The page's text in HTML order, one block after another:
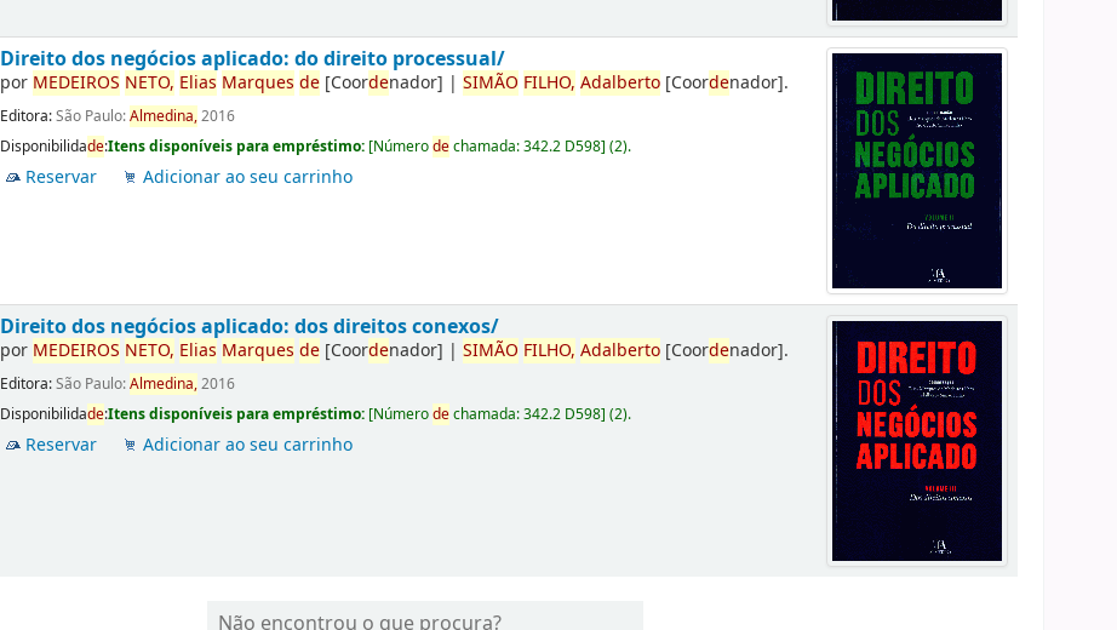
Direito dos negócios aplicado: do direito processual/
por MEDEIROS NETO, Elias Marques de [Coordenador] |SIMÃO FILHO, Adalberto [Coordenador].
Editora:São Paulo:Almedina,2016
Disponibilidade:Itens disponíveis para empréstimo: [Númerodechamada:342.2 D598](2).
Reservar Adicionar ao seu carrinho
Direito dos negócios aplicado: dos direitos conexos/
por MEDEIROS NETO, Elias Marques de [Coordenador] |SIMÃO FILHO, Adalberto [Coordenador].
Editora:São Paulo:Almedina,2016
Disponibilidade:Itens disponíveis para empréstimo: [Númerodechamada:342.2 D598](2).
Reservar Adicionar ao seu carrinho